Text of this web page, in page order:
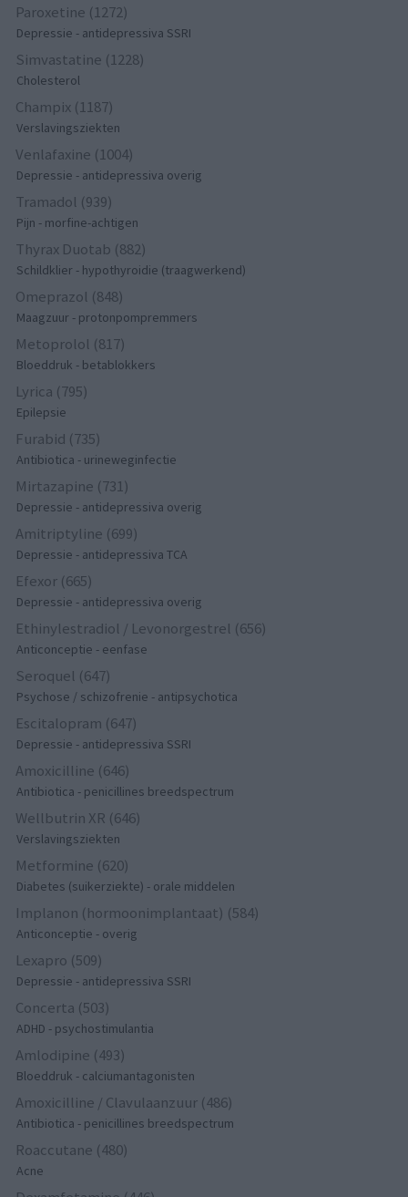
Paroxetine (1272)
Depressie - antidepressiva SSRI
Simvastatine (1228)
Cholesterol
Champix (1187)
Verslavingsziekten
Venlafaxine (1004)
Depressie - antidepressiva overig
Tramadol (939)
Pijn - morfine-achtigen
Thyrax Duotab (882)
Schildklier - hypothyroidie (traagwerkend)
Omeprazol (848)
Maagzuur - protonpompremmers
Metoprolol (817)
Bloeddruk - betablokkers
Lyrica (795)
Epilepsie
Furabid (735)
Antibiotica - urineweginfectie
Mirtazapine (731)
Depressie - antidepressiva overig
Amitriptyline (699)
Depressie - antidepressiva TCA
Efexor (665)
Depressie - antidepressiva overig
Ethinylestradiol / Levonorgestrel (656)
Anticonceptie - eenfase
Seroquel (647)
Psychose / schizofrenie - antipsychotica
Escitalopram (647)
Depressie - antidepressiva SSRI
Amoxicilline (646)
Antibiotica - penicillines breedspectrum
Wellbutrin XR (646)
Verslavingsziekten
Metformine (620)
Diabetes (suikerziekte) - orale middelen
Implanon (hormoonimplantaat) (584)
Anticonceptie - overig
Lexapro (509)
Depressie - antidepressiva SSRI
Concerta (503)
ADHD - psychostimulantia
Amlodipine (493)
Bloeddruk - calciumantagonisten
Amoxicilline / Clavulaanzuur (486)
Antibiotica - penicillines breedspectrum
Roaccutane (480)
Acne